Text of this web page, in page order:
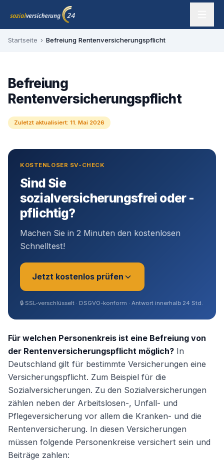
Zum Inhalt springen
sozialversicherung24 — Ihr Experte für SV-Befreiung
Startseite › Befreiung Rentenversicherungspflicht
Befreiung
Rentenversicherungspflicht
Zuletzt aktualisiert: 11. Mai 2026
KOSTENLOSER SV-CHECK
Sind Sie
sozialversicherungsfrei oder -
pflichtig?
Machen Sie in 2 Minuten den kostenlosen
Schnelltest!
Jetzt kostenlos prüfen
Sie sind? *
Geschäftsführer (Angestellt /
Gesellschafter)
Selbstständig / Unternehmer
🔒 SSL-verschlüsselt · DSGVO-konform · Antwort innerhalb 24 Std.
Für welchen Personenkreis ist eine Befreiung von
der Rentenversicherungspflicht möglich? In
Deutschland gilt für bestimmte Versicherungen eine
Versicherungspflicht. Zum Beispiel für die
Sozialversicherungen. Zu den Sozialversicherungen
zählen neben der Arbeitslosen-, Unfall- und
Pflegeversicherung vor allem die Kranken- und die
Rentenversicherung. In diesen Versicherungen
müssen folgende Personenkreise versichert sein und
Beiträge zahlen: